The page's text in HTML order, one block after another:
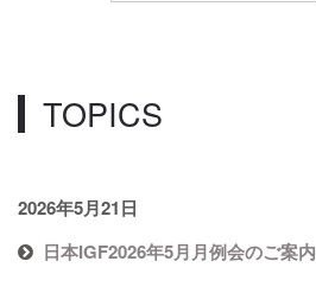
TOPICS
2026年5月21日
日本IGF2026年5月月例会のご案内